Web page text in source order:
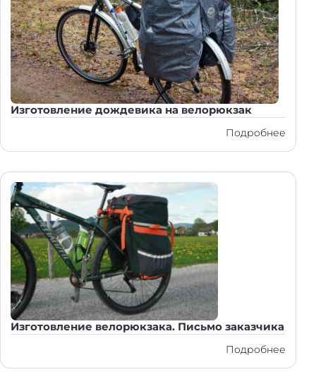
Изготовление дождевика на велорюкзак
Подробнее
Изготовление велорюкзака. Письмо заказчика
Подробнее